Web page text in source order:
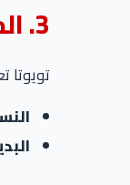
3. المساعدين (KYB vs Tokico)
تويوتا